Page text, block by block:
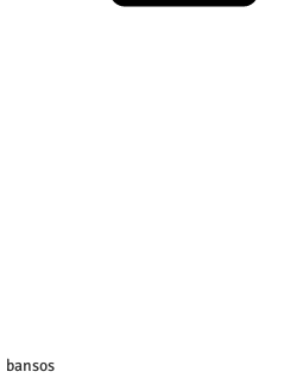
bansos